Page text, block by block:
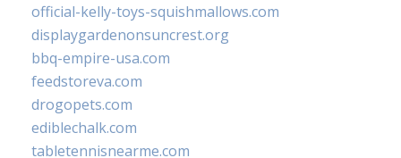
official-kelly-toys-squishmallows.com
displaygardenonsuncrest.org
bbq-empire-usa.com
feedstoreva.com
drogopets.com
ediblechalk.com
tabletennisnearme.com